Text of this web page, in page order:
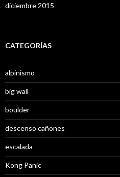
diciembre 2015
CATEGORÍAS
alpinismo
big wall
boulder
descenso cañones
escalada
Kong Panic